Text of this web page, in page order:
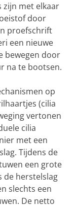
zijn met elkaar
door
proefschrift
een nieuwe
bewegen door
na te bootsen.
op
(cilia
vertonen
cilia
met een
Tijdens de
een grote
de herstelslag
slechts een
De netto